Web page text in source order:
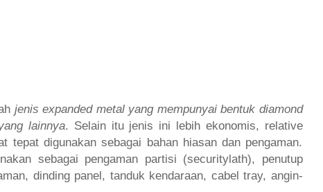
jenis expanded metal yang mempunyai bentuk diamond
lainnya. Selain itu jenis ini lebih ekonomis, relative
tepat digunakan sebagai bahan hiasan dan pengaman.
sebagai pengaman partisi (securitylath), penutup
dinding panel, tanduk kendaraan, cabel tray, angin-